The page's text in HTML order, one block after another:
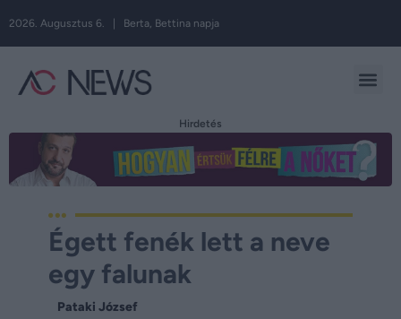
2026. Augusztus 6. | Berta, Bettina napja
Hirdetés
Égett fenék lett a neve
egy falunak
Pataki József